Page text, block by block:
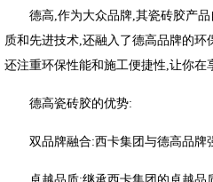
德高,作为大众品牌,其瓷砖胶产
质和先进技术,还融入了德高品牌的
还注重环保性能和施工便捷性,让你在
德高瓷砖胶的优势:
双品牌融合:西卡集团与德高品牌